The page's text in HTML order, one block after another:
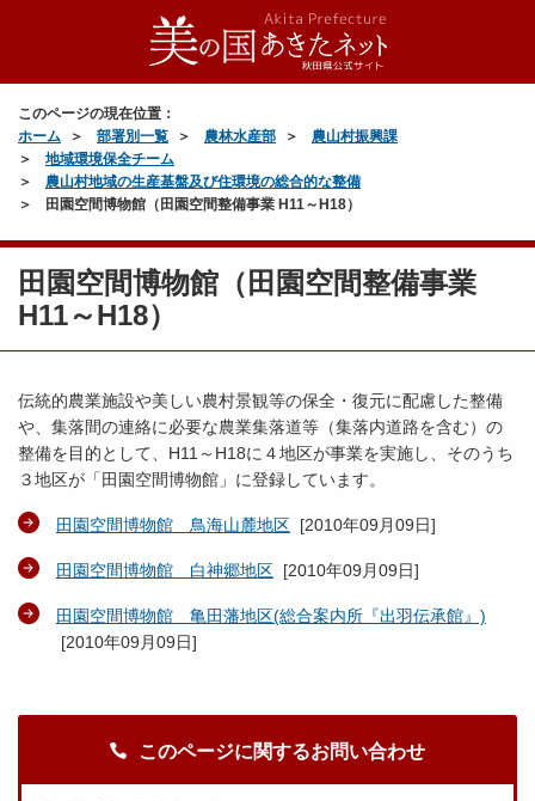
このページの現在位置：
ホーム
部署別一覧 農林水産部
農山村振興課
地域環境保全チーム
農山村地域の生産基盤及び住環境の総合的な整備
田園空間博物館（田園空間整備事業 H11～H18）
田園空間博物館（田園空間整備事業
H11～H18）
伝統的農業施設や美しい農村景観等の保全・復元に配慮した整備
や、集落間の連絡に必要な農業集落道等（集落内道路を含む）の
整備を目的として、H11～H18に４地区が事業を実施し、そのうち
３地区が「田園空間博物館」に登録しています。
田園空間博物館 鳥海山麓地区 [2010年09月09日]
田園空間博物館 白神郷地区 [2010年09月09日]
田園空間博物館 亀田藩地区(総合案内所『出羽伝承館』)
[2010年09月09日]
このページに関するお問い合わせ